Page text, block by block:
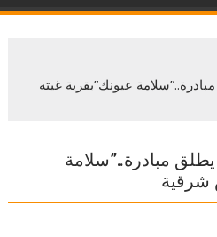
عيونك”بقرية غيته
مبادرة..”سلامة
شرقية